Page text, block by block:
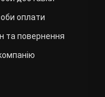
оплати
та повернення